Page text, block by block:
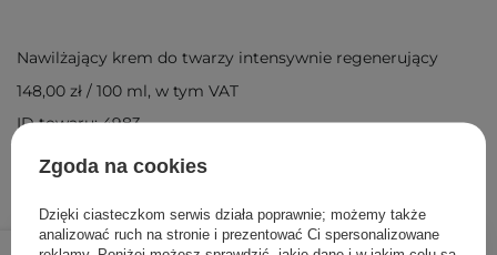
74,00 zł /szt.
Nawilżający krem do twarzy intensywnie regenerujący
148,00 zł / 100 ml, w tym VAT
ID towaru: 4983
Zgoda na cookies
Dzięki ciasteczkom serwis działa poprawnie; możemy także
analizować ruch na stronie i prezentować Ci spersonalizowane